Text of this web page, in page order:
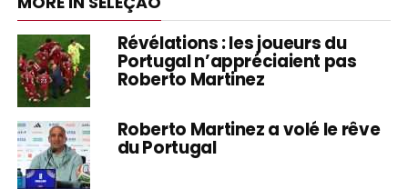
Révélations : les joueurs du
Portugal n’appréciaient pas
Roberto Martinez
Roberto Martinez a volé le rêve
du Portugal